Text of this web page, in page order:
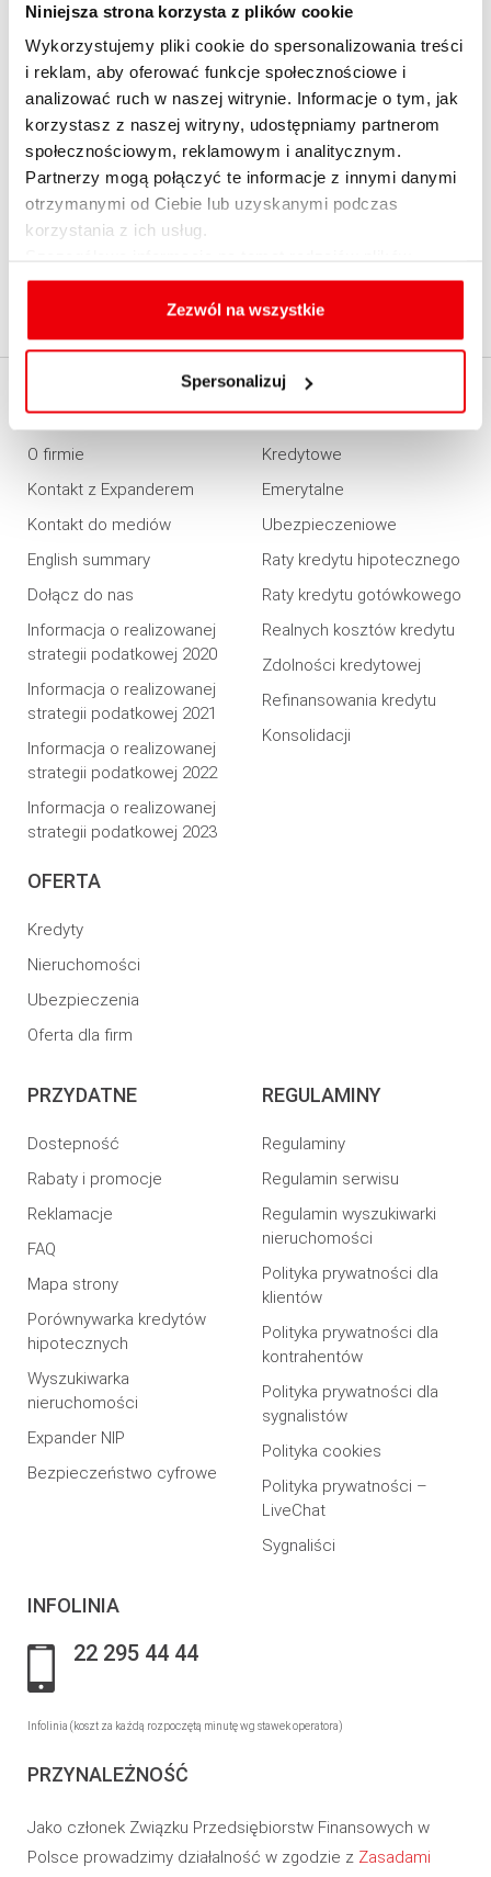
Niniejsza strona korzysta z plików cookie
Wykorzystujemy pliki cookie do spersonalizowania treści
i reklam, aby oferować funkcje społecznościowe i
analizować ruch w naszej witrynie. Informacje o tym, jak
korzystasz z naszej witryny, udostępniamy partnerom
społecznościowym, reklamowym i analitycznym.
Partnerzy mogą połączyć te informacje z innymi danymi
otrzymanymi od Ciebie lub uzyskanymi podczas
korzystania z ich usług.
cookies, celu i sposobu korzystania z nich przez nas
oraz zmiany ustawień plików cookies a także ich
usuwania z przeglądarki internetowej, znajdują się
Zezwól na wszystkie
Spersonalizuj
prowizja od zaangażowania
prowizja przygotowawcza
prowizja ubezpieczeniowa
próg rentowności
przelew
przelew wierzytelności na zabezpieczenie
przewłaszczenie
przyjęcie weksla
punkt obsługi klienta
EXPANDER
O firmie
Kontakt z Expanderem
Kontakt do mediów
English summary
Dołącz do nas
Informacja o realizowanej
strategii podatkowej 2020
Informacja o realizowanej
strategii podatkowej 2021
Informacja o realizowanej
strategii podatkowej 2022
Informacja o realizowanej
strategii podatkowej 2023
OFERTA
Kredyty
Nieruchomości
Ubezpieczenia
Oferta dla firm
KALKULATORY
Kredytowe
Emerytalne
Ubezpieczeniowe
Raty kredytu hipotecznego
Raty kredytu gotówkowego
Realnych kosztów kredytu
Zdolności kredytowej
Refinansowania kredytu
Konsolidacji
PRZYDATNE
Dostepność
Rabaty i promocje
Reklamacje
FAQ
Mapa strony
Porównywarka kredytów
hipotecznych
Wyszukiwarka
nieruchomości
Expander NIP
Bezpieczeństwo cyfrowe
REGULAMINY
Regulaminy
Regulamin serwisu
Regulamin wyszukiwarki
nieruchomości
Polityka prywatności dla
klientów
Polityka prywatności dla
kontrahentów
Polityka prywatności dla
sygnalistów
Polityka cookies
Polityka prywatności –
LiveChat
Sygnaliści
INFOLINIA
22 295 44 44
Infolinia (koszt za każdą rozpoczętą minutę wg stawek operatora)
PRZYNALEŻNOŚĆ
Jako członek Związku Przedsiębiorstw Finansowych w
Polsce prowadzimy działalność w zgodzie z Zasadami